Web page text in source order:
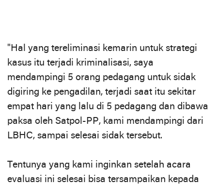
"Hal yang tereliminasi kemarin untuk strategi
kasus itu terjadi kriminalisasi, saya
mendampingi 5 orang pedagang untuk sidak
digiring ke pengadilan, terjadi saat itu sekitar
empat hari yang lalu di 5 pedagang dan dibawa
paksa oleh Satpol-PP, kami mendampingi dari
LBHC, sampai selesai sidak tersebut.
Tentunya yang kami inginkan setelah acara
evaluasi ini selesai bisa tersampaikan kepada